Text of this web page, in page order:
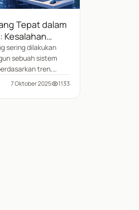
Tepat dalam
Kesalahan
Cara
Realistis
sering dilakukan
sebuah sistem
tren,
Banyak
framework
populer, atau
7 Oktober 2025 1133